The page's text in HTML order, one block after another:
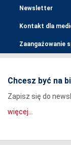
Newsletter
Kontakt dla
Zaangażowanie
Chcesz być na
Zapisz się do
więcej...